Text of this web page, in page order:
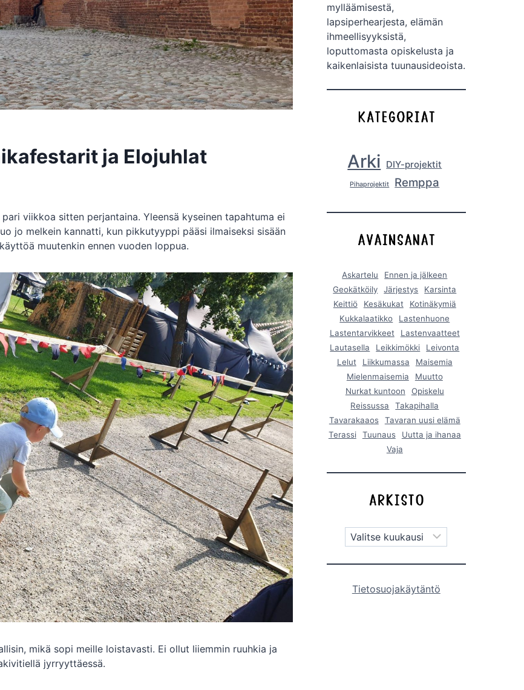
ja Elojuhlat
viikkoa sitten perjantaina. Yleensä kyseinen tapahtuma ei
jo melkein kannatti, kun pikkutyyppi pääsi ilmaiseksi sisään
muutenkin ennen vuoden loppua.
mikä sopi meille loistavasti. Ei ollut liiemmin ruuhkia ja
jyrryyttäessä.
mylläämisestä,
lapsiperhearjesta, elämän
ihmeellisyyksistä,
loputtomasta opiskelusta ja
kaikenlaisista tuunausideoista.
Arki DIY-projektit
Pihaprojektit Remppa
Askartelu
Ennen ja jälkeen
Geokätköily
Järjestys
Karsinta
Keittiö
Kesäkukat
Kotinäkymiä
Kukkalaatikko
Lastenhuone
Lastentarvikkeet
Lastenvaatteet
Lautasella
Leikkimökki
Leivonta
Lelut
Liikkumassa
Maisemia
Mielenmaisemia
Muutto
Nurkat kuntoon
Opiskelu
Reissussa
Takapihalla
Tavarakaaos
Tavaran uusi elämä
Terassi
Tuunaus
Uutta ja ihanaa
Vaja
Arkistot
Tietosuojakäytäntö